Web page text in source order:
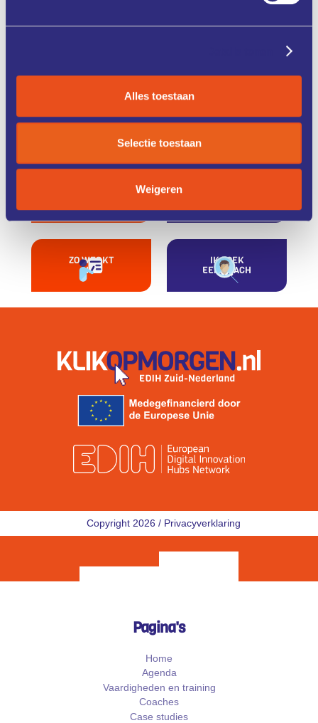
Alles toestaan
Selectie toestaan
Weigeren
Deel via
ONZE
CASE
ZO WERKT
HET
IK ZOEK
EEN COACH
Copyright 2026 / Privacyverklaring
Pagina's
Home
Agenda
Vaardigheden en training
Coaches
Case studies